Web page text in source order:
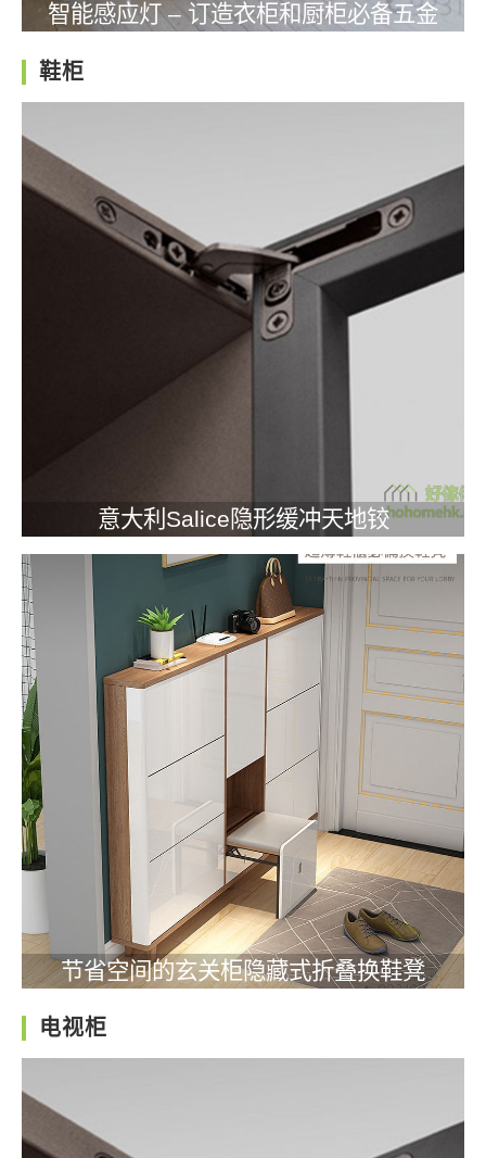
智能感应灯 – 订造衣柜和厨柜必备五金
鞋柜
意大利Salice隐形缓冲天地铰
节省空间的玄关柜隐藏式折叠换鞋凳
电视柜